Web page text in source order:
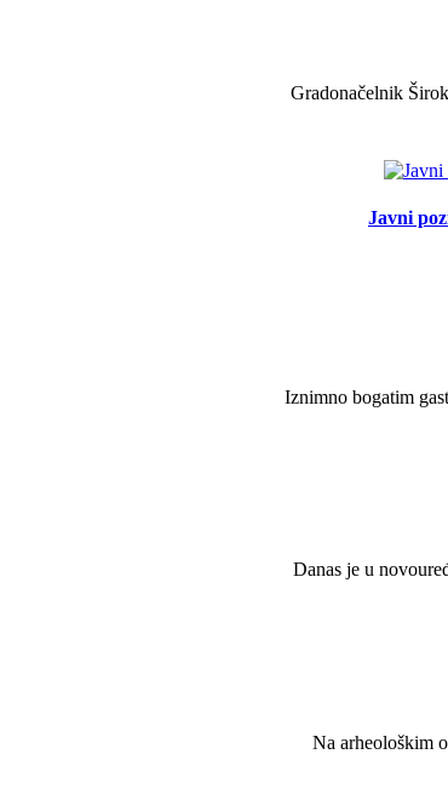
Gradonačelnik
Javni
Iznimno bogatim
Danas je u
Na arheološkim